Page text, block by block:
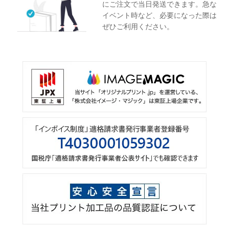
にご注文で当日発送できます。急な
イベント時など、必要になった際は
ぜひご利用ください。